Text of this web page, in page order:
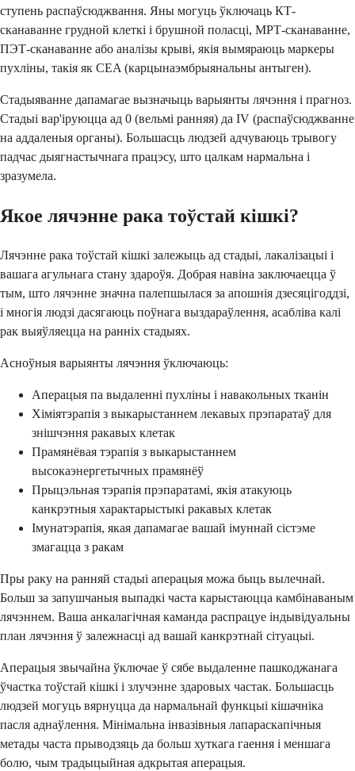
ступень распаўсюджвання. Яны могуць ўключаць КТ-
сканаванне грудной клеткі і брушной поласці, МРТ-сканаванне,
ПЭТ-сканаванне або аналізы крыві, якія вымяраюць маркеры
пухліны, такія як CEA (карцынаэмбрыянальны антыген).
Стадыяванне дапамагае вызначыць варыянты лячэння і прагноз.
Стадыі вар'іруюцца ад 0 (вельмі ранняя) да IV (распаўсюджванне
на аддаленыя органы). Большасць людзей адчуваюць трывогу
падчас дыягнастычнага працэсу, што цалкам нармальна і
зразумела.
Якое лячэнне рака тоўстай кішкі?
Лячэнне рака тоўстай кішкі залежыць ад стадыі, лакалізацыі і
вашага агульнага стану здароўя. Добрая навіна заключаецца ў
тым, што лячэнне значна палепшылася за апошнія дзесяцігоддзі,
і многія людзі дасягаюць поўнага выздараўлення, асабліва калі
рак выяўляецца на ранніх стадыях.
Асноўныя варыянты лячэння ўключаюць:
Аперацыя па выдаленні пухліны і навакольных тканін
Хіміятэрапія з выкарыстаннем лекавых прэпаратаў для
знішчэння ракавых клетак
Прамянёвая тэрапія з выкарыстаннем
высокаэнергетычных прамянёў
Прыцэльная тэрапія прэпаратамі, якія атакуюць
канкрэтныя характарыстыкі ракавых клетак
Імунатэрапія, якая дапамагае вашай імуннай сістэме
змагацца з ракам
Пры раку на ранняй стадыі аперацыя можа быць вылечнай.
Больш за запушчаныя выпадкі часта карыстаюцца камбінаваным
лячэннем. Ваша анкалагічная каманда распрацуе індывідуальны
план лячэння ў залежнасці ад вашай канкрэтнай сітуацыі.
Аперацыя звычайна ўключае ў сябе выдаленне пашкоджанага
ўчастка тоўстай кішкі і злучэнне здаровых частак. Большасць
людзей могуць вярнуцца да нармальнай функцыі кішачніка
пасля аднаўлення. Мінімальна інвазівныя лапараскапічныя
метады часта прыводзяць да больш хуткага гаення і меншага
болю, чым традыцыйная адкрытая аперацыя.